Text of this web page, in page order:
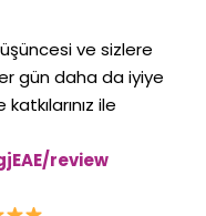
ve sizlere
gün daha da iyiye
ile
review